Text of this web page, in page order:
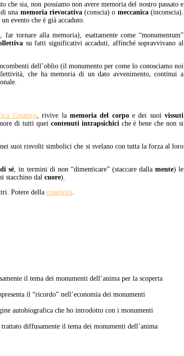
che sia, non possiamo non avere memoria del nostro passato e
una memoria rievocativa(conscia) o meccanica(inconscia).
evento che è già accaduto.
tornare alla memoria), esattamente come “monumentum”
su fatti significativi accaduti, affinché sopravvivano al
dell’oblio (il monumento per come lo conosciamo noi
che ha memoria di un dato avvenimento, continui a
Creativo, rivive la memoria del corpoe dei suoivissuti
di tutti quei contenuti intrapsichiciche è bene che non si
suoi risvolti simbolici che si svelano con tutta la forza al loro
sé, in termini di non “dimenticare” (staccare dalla mente) le
stacchino dal cuore).
Potere della creatività.
il tema dei monumenti dell’anima per la scoperta
il “ricordo” nell’economia dei monumenti
autobiografica che ho introdotto con i monumenti
diffusamente il tema dei monumenti dell’anima